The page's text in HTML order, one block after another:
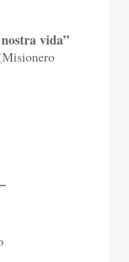
vida”